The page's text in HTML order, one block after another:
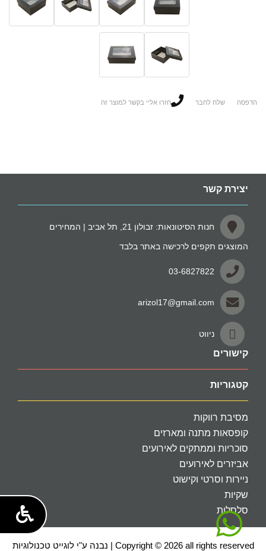
הדפסה שלח לחבר חזרו אליי בקשר למוצר זה
יצירת קשר
חנות הסיטונאות: זבולון 21, תל אביב | המחירים
המוצגים תקפים לרכישה באתר בלבד
03-6827822
arizol17@gmail.com
ניווט
קישורים
קטגוריות
מסיבת רווקות
קופסאות מתנה ומארזים
סוכריות וממתקים לאירועים
אביזרים לאירועים
ניירות וסרטי וקישוט
שקיות
סלסלות
Copyright © 2026 all rights reserved | נבנה ע"י לוגייט טכנולוגיות